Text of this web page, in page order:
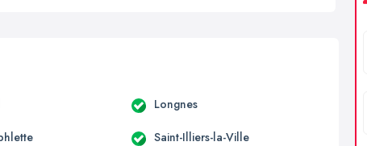
Longnes
Saint-Illiers-la-Ville